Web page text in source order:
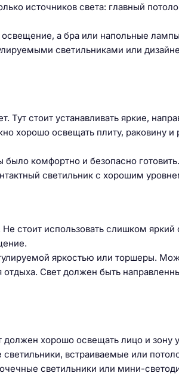
источников света: главный
а бра или напольные лампы
светильниками или
Тут стоит устанавливать яркие,
хорошо освещать плиту, раковину и
комфортно и безопасно
светильник с хорошим
стоит использовать слишком яркий
яркостью или торшеры.
Свет должен быть
должен хорошо освещать лицо и зону
встраиваемые или
светильники или мини-